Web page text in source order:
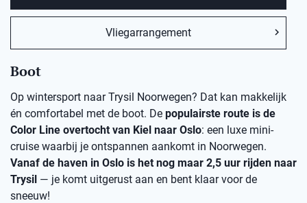
Vliegarrangement
Boot
Op wintersport naar Trysil Noorwegen? Dat kan makkelijk
én comfortabel met de boot. De populairste route is de
Color Line overtocht van Kiel naar Oslo: een luxe mini-
cruise waarbij je ontspannen aankomt in Noorwegen.
Vanaf de haven in Oslo is het nog maar 2,5 uur rijden naar
Trysil — je komt uitgerust aan en bent klaar voor de
sneeuw!